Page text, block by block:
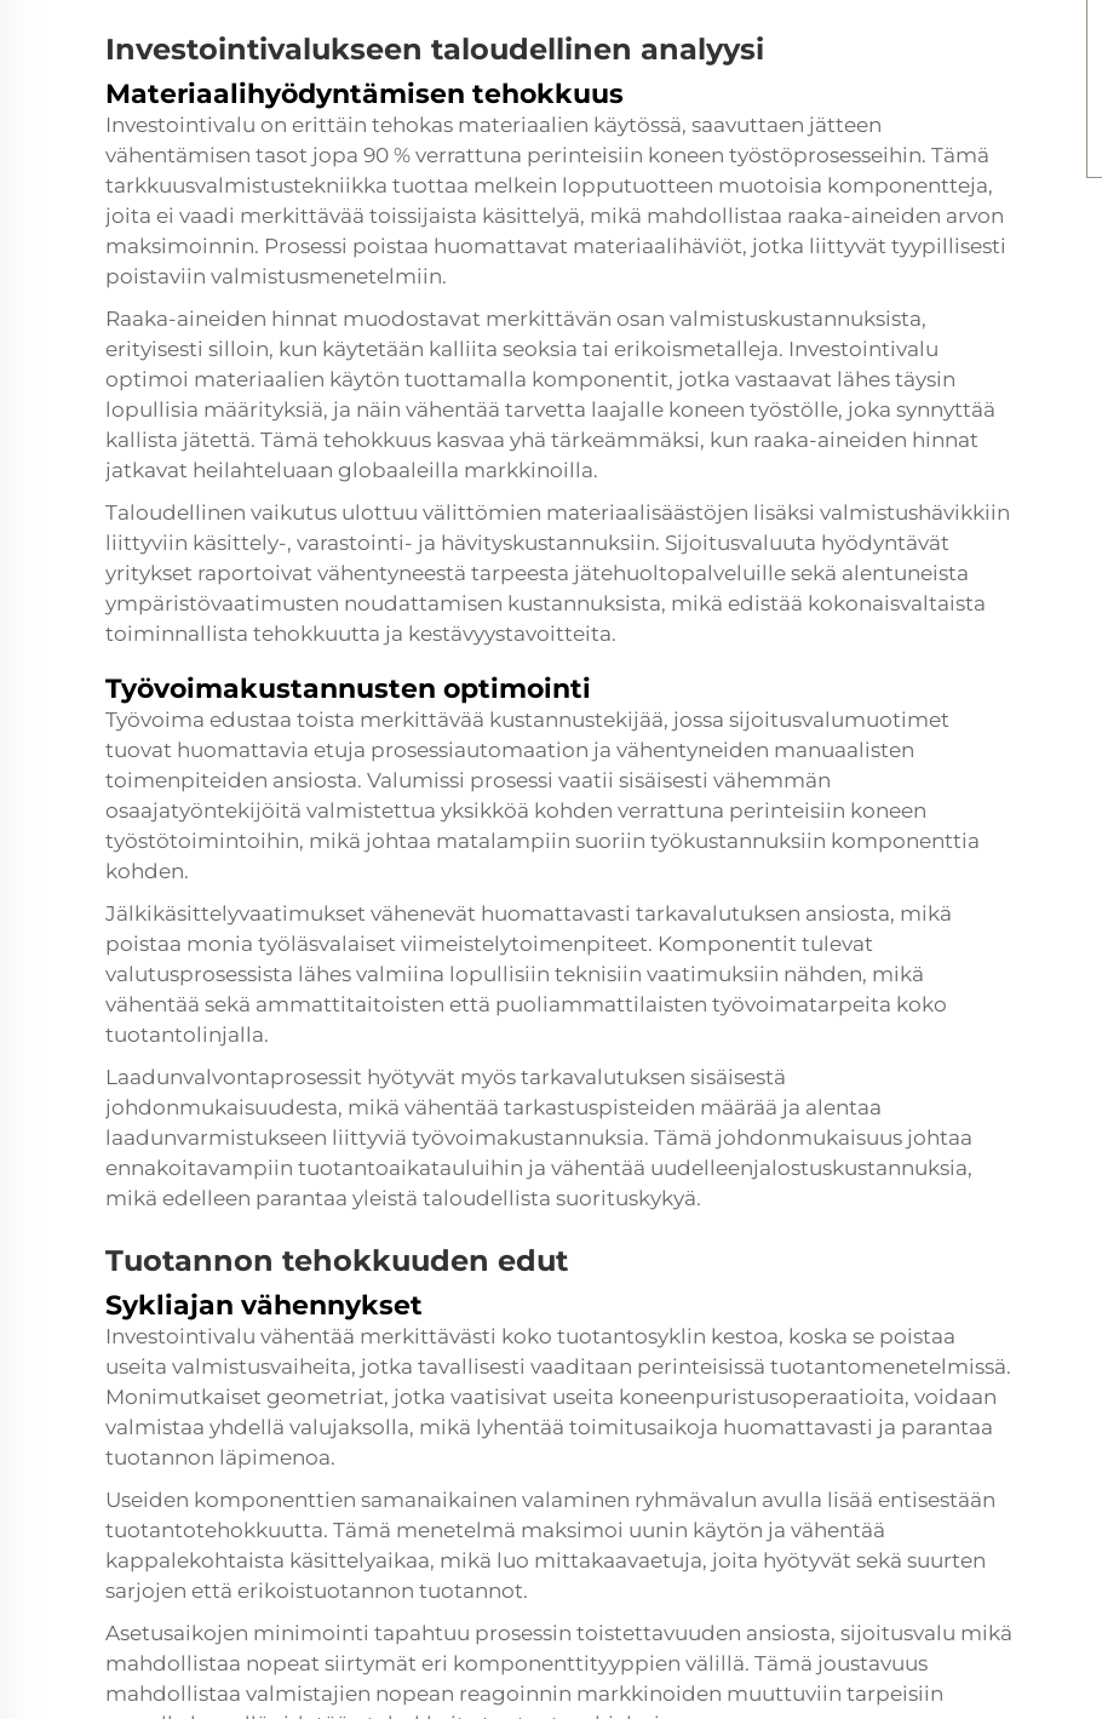
Investointivalukseen taloudellinen analyysi
Materiaalihyödyntämisen tehokkuus
Investointivalu on erittäin tehokas materiaalien käytössä, saavuttaen jätteen
vähentämisen tasot jopa 90 % verrattuna perinteisiin koneen työstöprosesseihin. Tämä
tarkkuusvalmistustekniikka tuottaa melkein lopputuotteen muotoisia komponentteja,
joita ei vaadi merkittävää toissijaista käsittelyä, mikä mahdollistaa raaka-aineiden arvon
maksimoinnin. Prosessi poistaa huomattavat materiaalihäviöt, jotka liittyvät tyypillisesti
poistaviin valmistusmenetelmiin.
Raaka-aineiden hinnat muodostavat merkittävän osan valmistuskustannuksista,
erityisesti silloin, kun käytetään kalliita seoksia tai erikoismetalleja. Investointivalu
optimoi materiaalien käytön tuottamalla komponentit, jotka vastaavat lähes täysin
lopullisia määrityksiä, ja näin vähentää tarvetta laajalle koneen työstölle, joka synnyttää
kallista jätettä. Tämä tehokkuus kasvaa yhä tärkeämmäksi, kun raaka-aineiden hinnat
jatkavat heilahteluaan globaaleilla markkinoilla.
Taloudellinen vaikutus ulottuu välittömien materiaalisäästöjen lisäksi valmistushävikkiin
liittyviin käsittely-, varastointi- ja hävityskustannuksiin. Sijoitusvaluuta hyödyntävät
yritykset raportoivat vähentyneestä tarpeesta jätehuoltopalveluille sekä alentuneista
ympäristövaatimusten noudattamisen kustannuksista, mikä edistää kokonaisvaltaista
toiminnallista tehokkuutta ja kestävyystavoitteita.
Työvoimakustannusten optimointi
Työvoima edustaa toista merkittävää kustannustekijää, jossa sijoitusvalumuotimet
tuovat huomattavia etuja prosessiautomaation ja vähentyneiden manuaalisten
toimenpiteiden ansiosta. Valumissi prosessi vaatii sisäisesti vähemmän
osaajatyöntekijöitä valmistettua yksikköä kohden verrattuna perinteisiin koneen
työstötoimintoihin, mikä johtaa matalampiin suoriin työkustannuksiin komponenttia
kohden.
Jälkikäsittelyvaatimukset vähenevät huomattavasti tarkavalutuksen ansiosta, mikä
poistaa monia työläsvalaiset viimeistelytoimenpiteet. Komponentit tulevat
valutusprosessista lähes valmiina lopullisiin teknisiin vaatimuksiin nähden, mikä
vähentää sekä ammattitaitoisten että puoliammattilaisten työvoimatarpeita koko
tuotantolinjalla.
Laadunvalvontaprosessit hyötyvät myös tarkavalutuksen sisäisestä
johdonmukaisuudesta, mikä vähentää tarkastuspisteiden määrää ja alentaa
laadunvarmistukseen liittyviä työvoimakustannuksia. Tämä johdonmukaisuus johtaa
ennakoitavampiin tuotantoaikatauluihin ja vähentää uudelleenjalostuskustannuksia,
mikä edelleen parantaa yleistä taloudellista suorituskykyä.
Tuotannon tehokkuuden edut
Sykliajan vähennykset
Investointivalu vähentää merkittävästi koko tuotantosyklin kestoa, koska se poistaa
useita valmistusvaiheita, jotka tavallisesti vaaditaan perinteisissä tuotantomenetelmissä.
Monimutkaiset geometriat, jotka vaatisivat useita koneenpuristusoperaatioita, voidaan
valmistaa yhdellä valujaksolla, mikä lyhentää toimitusaikoja huomattavasti ja parantaa
tuotannon läpimenoa.
Useiden komponenttien samanaikainen valaminen ryhmävalun avulla lisää entisestään
tuotantotehokkuutta. Tämä menetelmä maksimoi uunin käytön ja vähentää
kappalekohtaista käsittelyaikaa, mikä luo mittakaavaetuja, joita hyötyvät sekä suurten
sarjojen että erikoistuotannon tuotannot.
Asetusaikojen minimointi tapahtuu prosessin toistettavuuden ansiosta, sijoitusvalu mikä
mahdollistaa nopeat siirtymät eri komponenttityyppien välillä. Tämä joustavuus
mahdollistaa valmistajien nopean reagoinnin markkinoiden muuttuviin tarpeisiin